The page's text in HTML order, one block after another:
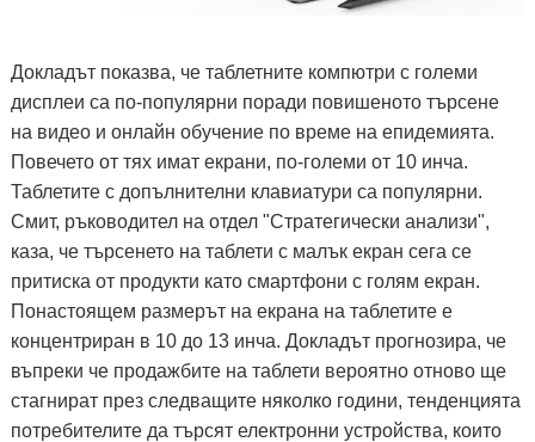
Докладът показва, че таблетните компютри с големи
дисплеи са по-популярни поради повишеното търсене
на видео и онлайн обучение по време на епидемията.
Повечето от тях имат екрани, по-големи от 10 инча.
Таблетите с допълнителни клавиатури са популярни.
Смит, ръководител на отдел "Стратегически анализи",
каза, че търсенето на таблети с малък екран сега се
притиска от продукти като смартфони с голям екран.
Понастоящем размерът на екрана на таблетите е
концентриран в 10 до 13 инча. Докладът прогнозира, че
въпреки че продажбите на таблети вероятно отново ще
стагнират през следващите няколко години, тенденцията
потребителите да търсят електронни устройства, които